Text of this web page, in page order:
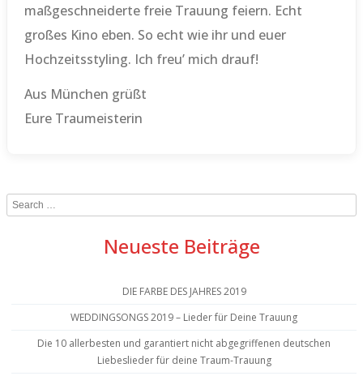
maßgeschneiderte freie Trauung feiern. Echt
großes Kino eben. So echt wie ihr und euer
Hochzeitsstyling. Ich freu’ mich drauf!
Aus München grüßt
Eure Traumeisterin
Search
Neueste Beiträge
DIE FARBE DES JAHRES 2019
WEDDINGSONGS 2019 – Lieder für Deine Trauung
Die 10 allerbesten und garantiert nicht abgegriffenen deutschen
Liebeslieder für deine Traum-Trauung